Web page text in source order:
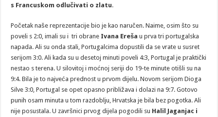
s Francuskom odlučivati o zlatu.
Početak naše reprezentacije bio je kao naručen. Naime, osim što su
poveli s 2:0, imali su i tri obrane Ivana Erešau prva tri portugalska
napada. Ali su onda stali, Portugalcima dopustili da se vrate u susret
serijom 3:0. Ali kada su u desetoj minuti poveli 4:3, Portugal je praktički
nestao s terena. U silovitoj i moćnoj seriji do 19-te minute otišli su na
9:4. Bila je to najveća prednost u prvom dijelu. Novom serijom Dioga
Silve 3:0, Portugal se opet opasno približava i dolazi na 9:7. Gotovo
punih osam minuta u tom razdoblju, Hrvatska je bila bez pogotka. Ali
nije posustala. U završnici prvog dijela pogodili su Halil Jaganjac i